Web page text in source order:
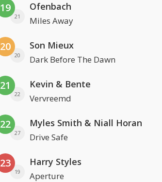
19
21
Ofenbach
Miles Away
20
20
Son Mieux
Dark Before The Dawn
21
22
Kevin & Bente
Vervreemd
22
27
Myles Smith & Niall Horan
Drive Safe
23
19
Harry Styles
Aperture